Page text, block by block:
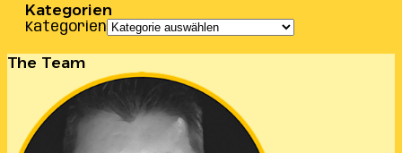
Kategorien
Kategorien
The Team